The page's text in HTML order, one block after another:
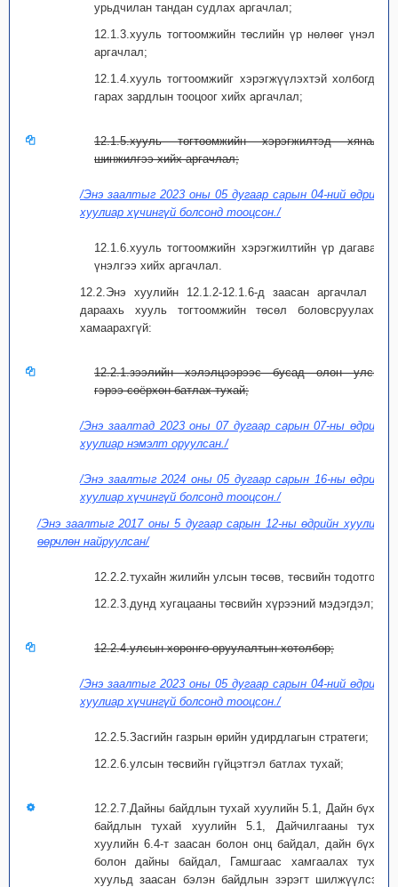
урьдчилан тандан судлах аргачлал;
12.1.3.хууль тогтоомжийн төслийн үр нөлөөг үнэлэх
аргачлал;
12.1.4.хууль тогтоомжийг хэрэгжүүлэхтэй холбогдон
гарах зардлын тооцоог хийх аргачлал;
12.1.5.хууль тогтоомжийн хэрэгжилтэд хяналт,
шинжилгээ хийх аргачлал;
/Энэ заалтыг 2023 оны 05 дугаар сарын 04-ний өдрийн
хуулиар хүчингүй болсонд тооцсон./
12.1.6.хууль тогтоомжийн хэрэгжилтийн үр дагаварт
үнэлгээ хийх аргачлал.
12.2.Энэ хуулийн 12.1.2-12.1.6-д заасан аргачлал нь
дараахь хууль тогтоомжийн төсөл боловсруулахад
хамаарахгүй:
12.2.1.зээлийн хэлэлцээрээс бусад олон улсын
гэрээ соёрхон батлах тухай;
/Энэ заалтад 2023 оны 07 дугаар сарын 07-ны өдрийн
хуулиар нэмэлт оруулсан./
/Энэ заалтыг 2024 оны 05 дугаар сарын 16-ны өдрийн
хуулиар хүчингүй болсонд тооцсон./
/Энэ заалтыг 2017 оны 5 дугаар сарын 12-ны өдрийн хуулиар
өөрчлөн найруулсан/
12.2.2.тухайн жилийн улсын төсөв, төсвийн тодотгол;
12.2.3.дунд хугацааны төсвийн хүрээний мэдэгдэл;
12.2.4.улсын хөрөнгө оруулалтын хөтөлбөр;
/Энэ заалтыг 2023 оны 05 дугаар сарын 04-ний өдрийн
хуулиар хүчингүй болсонд тооцсон./
12.2.5.Засгийн газрын өрийн удирдлагын стратеги;
12.2.6.улсын төсвийн гүйцэтгэл батлах тухай;
12.2.7.Дайны байдлын тухай хуулийн 5.1, Дайн бүхий
байдлын тухай хуулийн 5.1, Дайчилгааны тухай
хуулийн 6.4-т заасан болон онц байдал, дайн бүхий
болон дайны байдал, Гамшгаас хамгаалах тухай
хуульд заасан бэлэн байдлын зэрэгт шилжүүлсэн,